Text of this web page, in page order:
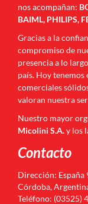
nos acompañan:
BAIML, PHILIPS,
Gracias a la
compromiso de
presencia a lo
país. Hoy
comerciales
valoran nuestra
Nuestro mayor
Micolini S.A.y los
Contacto
Dirección: España
Córdoba,
Teléfono: (03525)